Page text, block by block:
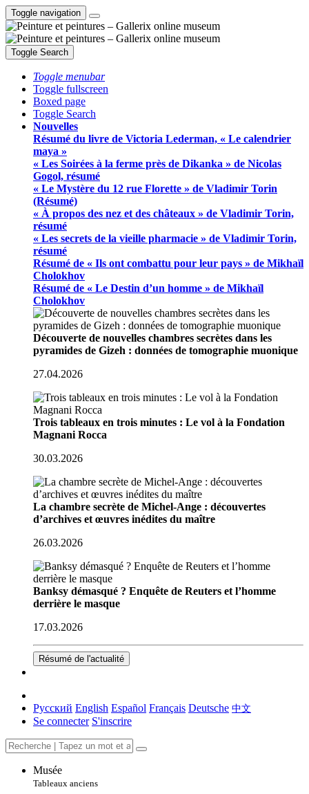
Toggle navigation
Toggle Search
Toggle menubar
Toggle fullscreen
Boxed page
Toggle Search
Nouvelles
Résumé du livre de Victoria Lederman, « Le calendrier
maya »
« Les Soirées à la ferme près de Dikanka » de Nicolas
Gogol, résumé
« Le Mystère du 12 rue Florette » de Vladimir Torin
(Résumé)
« À propos des nez et des châteaux » de Vladimir Torin,
résumé
« Les secrets de la vieille pharmacie » de Vladimir Torin,
résumé
Résumé de « Ils ont combattu pour leur pays » de Mikhaïl
Cholokhov
Résumé de « Le Destin d’un homme » de Mikhaïl
Cholokhov
Découverte de nouvelles chambres secrètes dans les
pyramides de Gizeh : données de tomographie muonique
27.04.2026
Trois tableaux en trois minutes : Le vol à la Fondation
Magnani Rocca
30.03.2026
La chambre secrète de Michel-Ange : découvertes
d’archives et œuvres inédites du maître
26.03.2026
Banksy démasqué ? Enquête de Reuters et l’homme
derrière le masque
17.03.2026
Résumé de l'actualité
Русский English Español Français Deutsche 中文
Se connecter S'inscrire
Musée
Tableaux anciens